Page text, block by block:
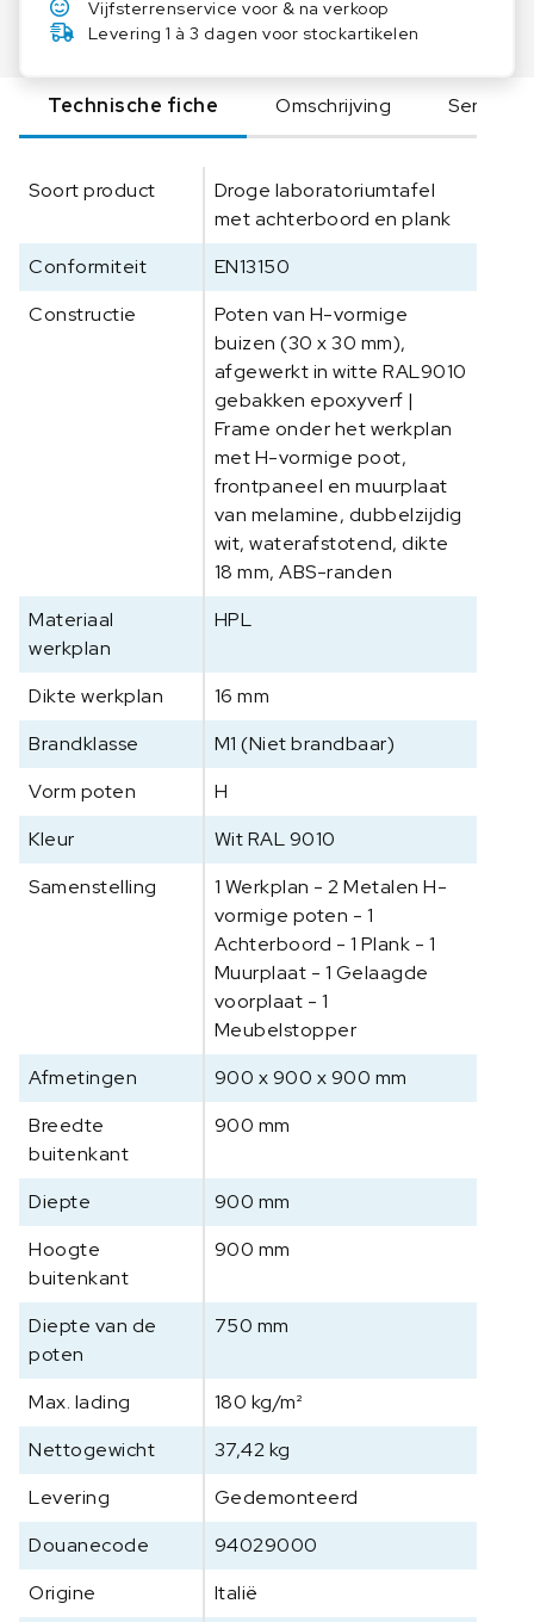
f
l
H
P
9
0
x
n
t
a
Vijfsterrenservice voor & na verkoop
Levering 1 à 3 dagen voor stockartikelen
Technische fiche Omschrijving Serie
Soort product
Droge laboratoriumtafel
met achterboord en plank
Conformiteit
EN13150
Constructie
Poten van H-vormige
buizen (30 x 30 mm),
afgewerkt in witte RAL9010
gebakken epoxyverf |
Frame onder het werkplan
met H-vormige poot,
frontpaneel en muurplaat
van melamine, dubbelzijdig
wit, waterafstotend, dikte
18 mm, ABS-randen
Materiaal
werkplan
HPL
Dikte werkplan
16 mm
Brandklasse
M1 (Niet brandbaar)
Vorm poten
H
Kleur
Wit RAL 9010
Samenstelling
1 Werkplan - 2 Metalen H-
vormige poten - 1
Achterboord - 1 Plank - 1
Muurplaat - 1 Gelaagde
voorplaat - 1
Meubelstopper
Afmetingen
900 x 900 x 900 mm
Breedte
buitenkant
900 mm
Diepte
900 mm
Hoogte
buitenkant
900 mm
Diepte van de
poten
750 mm
Max. lading
180 kg/m²
Nettogewicht
37,42 kg
Levering
Gedemonteerd
Douanecode
94029000
Origine
Italië